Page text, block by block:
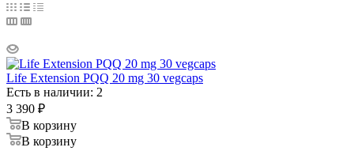
Life Extension PQQ 20 mg 30 vegcaps
Есть в наличии: 2
3 390 ₽
В корзину
В корзину